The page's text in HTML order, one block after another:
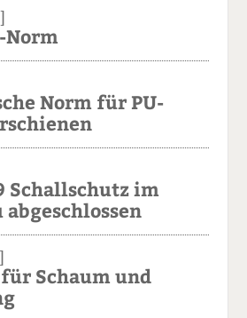
Norm
Norm für PU-
Schallschutz im
abgeschlossen
Schaum und